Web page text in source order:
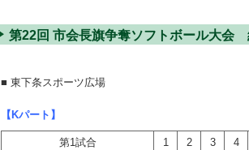
第22回 市会長旗争奪ソフトボール大会
■ 東下条スポーツ広場
【Kパート】
第1試合 1 2 3 4